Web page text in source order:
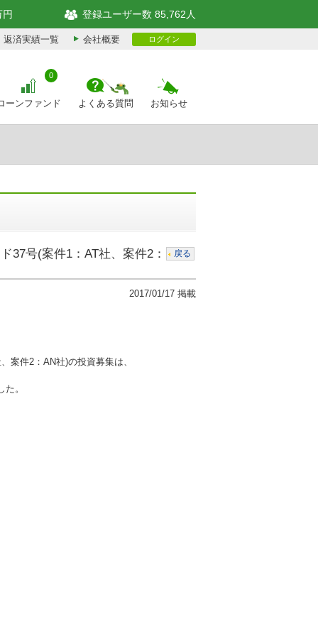
円 登録ユーザー数 85,762人
返済実績一覧 会社概要 ログイン
ーンファンド
0
よくある質問 お知らせ
37号(案件1：AT社、案件2： 戻る
2017/01/17 掲載
案件2：AN社)の投資募集は、
。